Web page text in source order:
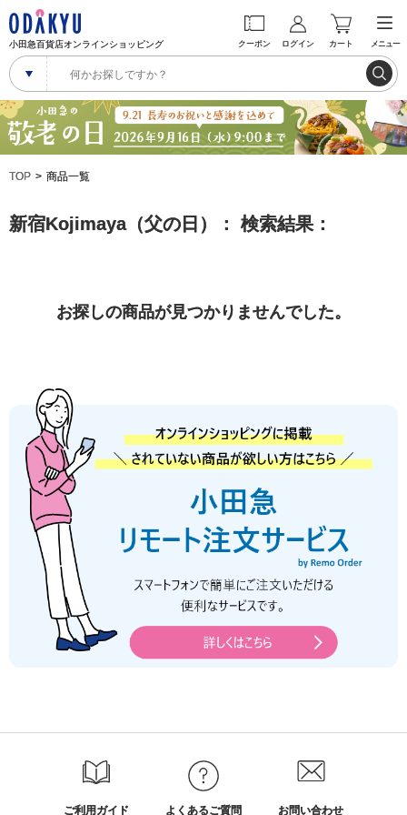
小田急百貨店オンラインショッピング クーポン ログイン カート メニュー
TOP 商品一覧
新宿Kojimaya（父の日）： 検索結果：
お探しの商品が見つかりませんでした。
ご利用ガイド よくあるご質問 お問い合わせ